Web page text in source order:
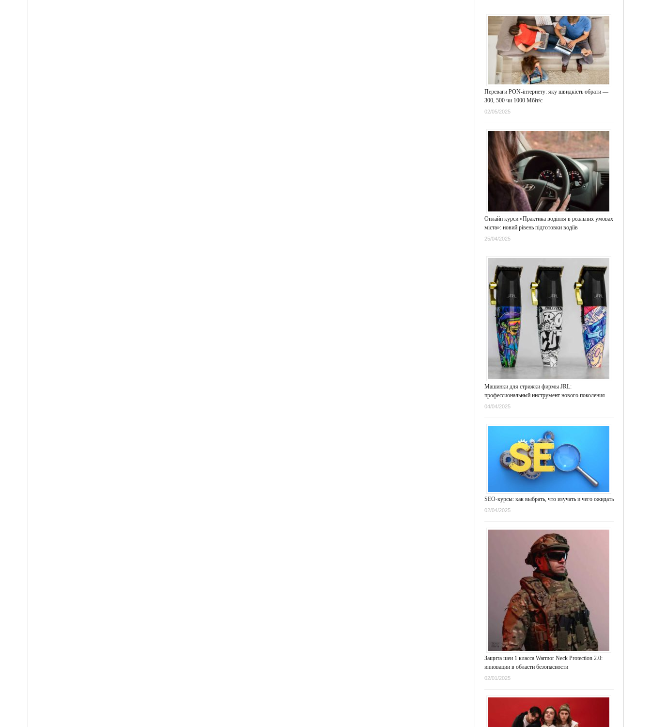
Переваги PON-інтернету: яку швидкість обрати —
300, 500 чи 1000 Мбіт/с
02/05/2025
Онлайн курси «Практика водіння в реальних умовах
міста»: новий рівень підготовки водіїв
25/04/2025
Машинки для стрижки фирмы JRL:
профессиональный инструмент нового поколения
04/04/2025
SEO-курсы: как выбрать, что изучать и чего ожидать
02/04/2025
Защита шеи 1 класса Warmor Neck Protection 2.0:
инновации в области безопасности
02/01/2025